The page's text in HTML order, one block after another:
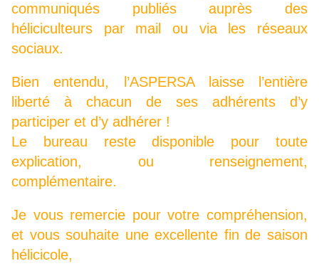
communiqués publiés auprès des
héliciculteurs par mail ou via les réseaux
sociaux.
Bien entendu, l’ASPERSA laisse l’entière
liberté à chacun de ses adhérents d’y
participer et d’y adhérer !
Le bureau reste disponible pour toute
explication, ou renseignement,
complémentaire.
Je vous remercie pour votre compréhension,
et vous souhaite une excellente fin de saison
hélicicole,